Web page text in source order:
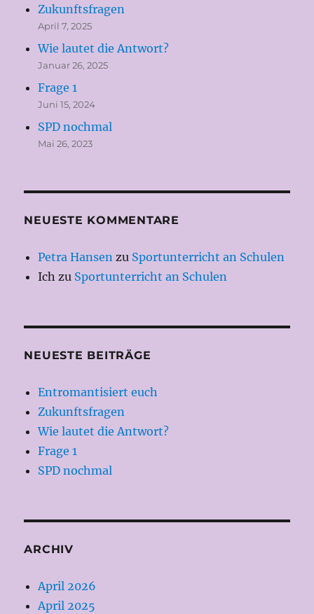
Zukunftsfragen
April 7, 2025
Wie lautet die Antwort?
Januar 26, 2025
Frage 1
Juni 15, 2024
SPD nochmal
Mai 26, 2023
NEUESTE KOMMENTARE
Petra Hansen zu Sportunterricht an Schulen
Ich zu Sportunterricht an Schulen
NEUESTE BEITRÄGE
Entromantisiert euch
Zukunftsfragen
Wie lautet die Antwort?
Frage 1
SPD nochmal
ARCHIV
April 2026
April 2025